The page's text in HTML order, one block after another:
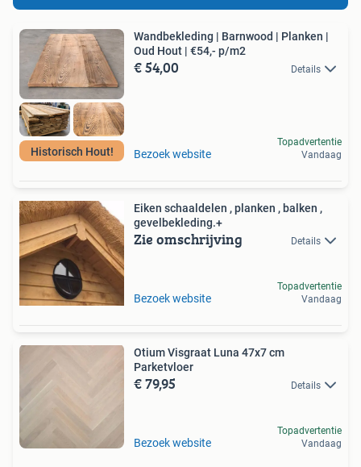
Historisch Hout!
Wandbekleding | Barnwood | Planken |
Oud Hout | €54,- p/m2
€ 54,00 Details
Bezoek website
Topadvertentie
Vandaag
Eiken schaaldelen , planken , balken ,
gevelbekleding.+
Zie omschrijving Details
Bezoek website
Topadvertentie
Vandaag
Otium Visgraat Luna 47x7 cm
Parketvloer
€ 79,95 Details
Bezoek website
Topadvertentie
Vandaag